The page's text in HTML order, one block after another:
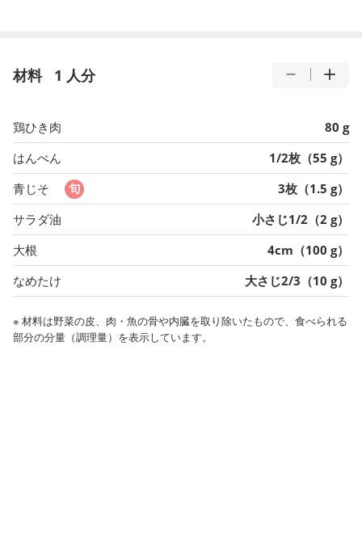
材料 1 人分
鶏ひき肉
80 g
はんぺん
1/2枚（55 g）
青じそ
3枚（1.5 g）
サラダ油
小さじ1/2（2 g）
大根
4cm（100 g）
なめたけ
大さじ2/3（10 g）
※ 材料は野菜の皮、肉・魚の骨や内臓を取り除いたもので、食べられる
部分の分量（調理量）を表示しています。